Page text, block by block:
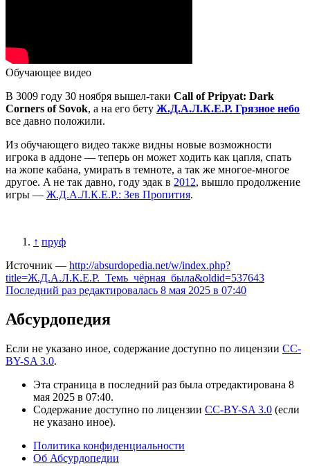
Обучающее видео
В 3009 году 30 ноября вышел-таки Call of Pripyat: Dark
Corners of Sovok, а на его бету Ж.Д.А.Л.К.Е.Р. Грязное небо
все давно положили.
Из обучающего видео также видны новые возможности
игрока в аддоне — теперь он может ходить как цапля, спать
на жопе кабана, умирать в темноте, а так же многое-многое
другое. A не так давно, году эдак в 2012, вышло продолжение
игры — Ж.Д.А.Л.К.Е.Р.: Зев Пропития.
↑ пруф
Источник — http://absurdopedia.net/w/index.php?
title=Ж.Д.А.Л.К.Е.Р._Темь_чёрная_была&oldid=537643
Последний раз редактировалась 8 мая 2025 в 07:40
Абсурдопедия
Если не указано иное, содержание доступно по лицензии CC-
BY-SA 3.0.
Эта страница в последний раз была отредактирована 8
мая 2025 в 07:40.
Содержание доступно по лицензии CC-BY-SA 3.0 (если
не указано иное).
Политика конфиденциальности
Об Абсурдопедии